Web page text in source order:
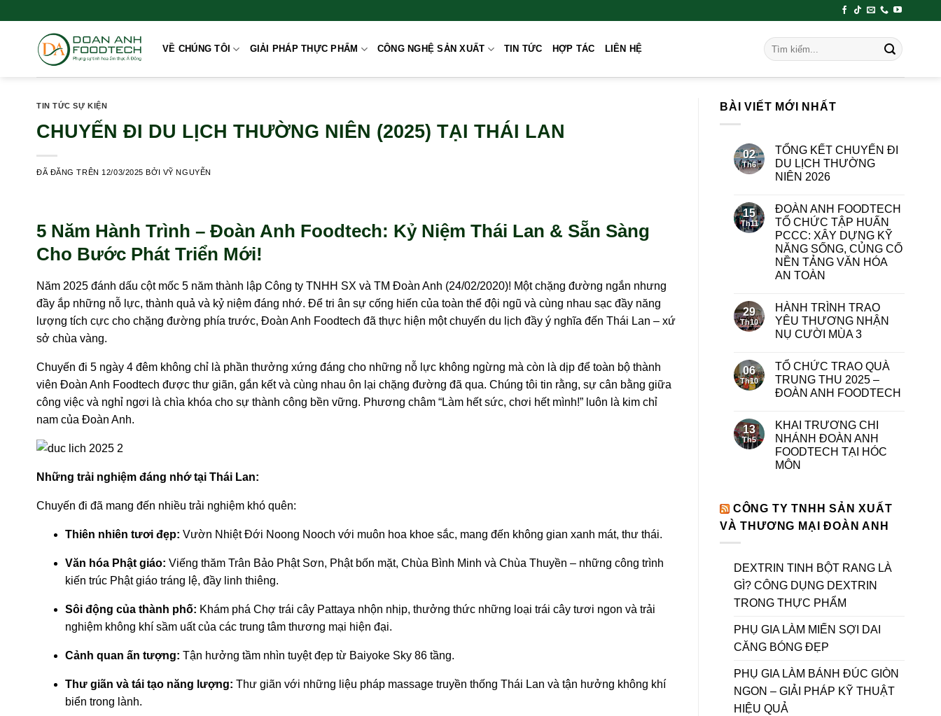
VỀ CHÚNG TÔI GIẢI PHÁP THỰC PHẨM CÔNG NGHỆ SẢN XUẤT TIN TỨC HỢP TÁC LIÊN HỆ
TIN TỨC SỰ KIỆN
CHUYẾN ĐI DU LỊCH THƯỜNG NIÊN (2025) TẠI THÁI LAN
ĐÃ ĐĂNG TRÊN 12/03/2025 BỞI VỸ NGUYỄN
5 Năm Hành Trình – Đoàn Anh Foodtech: Kỷ Niệm Thái Lan & Sẵn Sàng
Cho Bước Phát Triển Mới!
Năm 2025 đánh dấu cột mốc 5 năm thành lập Công ty TNHH SX và TM Đoàn Anh (24/02/2020)! Một chặng đường ngắn nhưng
đầy ắp những nỗ lực, thành quả và kỷ niệm đáng nhớ. Để tri ân sự cống hiến của toàn thể đội ngũ và cùng nhau sạc đầy năng
lượng tích cực cho chặng đường phía trước, Đoàn Anh Foodtech đã thực hiện một chuyến du lịch đầy ý nghĩa đến Thái Lan – xứ
sở chùa vàng.
Chuyến đi 5 ngày 4 đêm không chỉ là phần thưởng xứng đáng cho những nỗ lực không ngừng mà còn là dịp để toàn bộ thành
viên Đoàn Anh Foodtech được thư giãn, gắn kết và cùng nhau ôn lại chặng đường đã qua. Chúng tôi tin rằng, sự cân bằng giữa
công việc và nghỉ ngơi là chìa khóa cho sự thành công bền vững. Phương châm “Làm hết sức, chơi hết mình!” luôn là kim chỉ
nam của Đoàn Anh.
Những trải nghiệm đáng nhớ tại Thái Lan:
Chuyến đi đã mang đến nhiều trải nghiệm khó quên:
Thiên nhiên tươi đẹp: Vườn Nhiệt Đới Noong Nooch với muôn hoa khoe sắc, mang đến không gian xanh mát, thư thái.
Văn hóa Phật giáo: Viếng thăm Trân Bảo Phật Sơn, Phật bốn mặt, Chùa Bình Minh và Chùa Thuyền – những công trình
kiến trúc Phật giáo tráng lệ, đầy linh thiêng.
Sôi động của thành phố: Khám phá Chợ trái cây Pattaya nhộn nhịp, thưởng thức những loại trái cây tươi ngon và trải
nghiệm không khí sầm uất của các trung tâm thương mại hiện đại.
Cảnh quan ấn tượng: Tận hưởng tầm nhìn tuyệt đẹp từ Baiyoke Sky 86 tầng.
Thư giãn và tái tạo năng lượng: Thư giãn với những liệu pháp massage truyền thống Thái Lan và tận hưởng không khí
biển trong lành.
BÀI VIẾT MỚI NHẤT
02
Th6
TỔNG KẾT CHUYẾN ĐI
DU LỊCH THƯỜNG
NIÊN 2026
15
Th11
ĐOÀN ANH FOODTECH
TỔ CHỨC TẬP HUẤN
PCCC: XÂY DỰNG KỸ
NĂNG SỐNG, CỦNG CỐ
NỀN TẢNG VĂN HÓA
AN TOÀN
29
Th10
HÀNH TRÌNH TRAO
YÊU THƯƠNG NHẬN
NỤ CƯỜI MÙA 3
06
Th10
TỔ CHỨC TRAO QUÀ
TRUNG THU 2025 –
ĐOÀN ANH FOODTECH
13
Th5
KHAI TRƯƠNG CHI
NHÁNH ĐOÀN ANH
FOODTECH TẠI HÓC
MÔN
CÔNG TY TNHH SẢN XUẤT
VÀ THƯƠNG MẠI ĐOÀN ANH
DEXTRIN TINH BỘT RANG LÀ
GÌ? CÔNG DỤNG DEXTRIN
TRONG THỰC PHẨM
PHỤ GIA LÀM MIẾN SỢI DAI
CĂNG BÓNG ĐẸP
PHỤ GIA LÀM BÁNH ĐÚC GIÒN
NGON – GIẢI PHÁP KỸ THUẬT
HIỆU QUẢ